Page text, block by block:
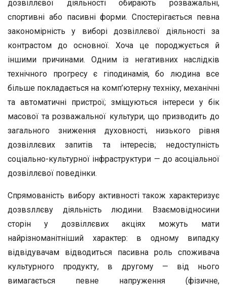
дозвіллєвої діяльності обирають розважальні,
спортивні або пасивні форми. Спостерігається певна
закономірність у виборі дозвіллєвої діяльності за
контрастом до основної. Хоча це породжується й
іншими причинами. Одним із негативних наслідків
технічного прогресу є гіподинамія, бо людина все
більше покладається на комп’ютерну техніку, механічні
та автоматичні пристрої; зміщуються інтереси у бік
масової та розважальної культури, що призводить до
загального зниження духовності, низького рівня
дозвіллєвих запитів та інтересів; недоступність
соціально-культурної інфраструктури — до асоціальної
дозвіллєвої поведінки.
Спрямованість вибору активності також характеризує
дозвsллєву діяльність людини. Взаємовідносини
сторін у дозвіллєвих акціях можуть мати
найрізноманітніший характер: в одному випадку
відвідувачам відводиться пасивна роль споживача
культурного продукту, в другому — від нього
вимагається певне напруження (фізичне,